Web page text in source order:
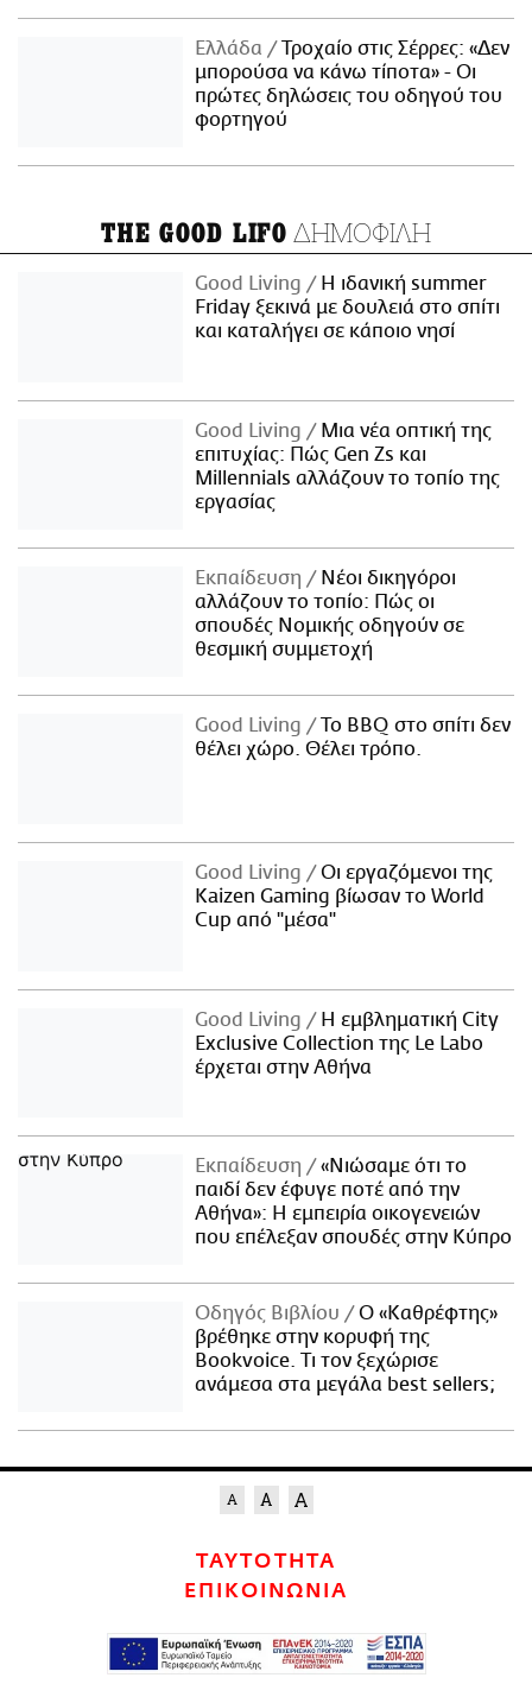
Ελλάδα
Τροχαίο στις Σέρρες: «Δεν
μπορούσα να κάνω τίποτα» - Οι
πρώτες δηλώσεις του οδηγού του
φορτηγού
THE GOOD LIFO ΔΗΜΟΦΙΛΗ
Good Living
Η ιδανική summer
Friday ξεκινά με δουλειά στο σπίτι
και καταλήγει σε κάποιο νησί
Good Living
Μια νέα οπτική της
επιτυχίας: Πώς Gen Zs και
Millennials αλλάζουν το τοπίο της
εργασίας
Εκπαίδευση
Νέοι δικηγόροι
αλλάζουν το τοπίο: Πώς οι
σπουδές Νομικής οδηγούν σε
θεσμική συμμετοχή
Good Living
Το BBQ στο σπίτι δεν
θέλει χώρο. Θέλει τρόπο.
Good Living
Οι εργαζόμενοι της
Kaizen Gaming βίωσαν το World
Cup από "μέσα"
Good Living
Η εμβληματική City
Exclusive Collection της Le Labo
έρχεται στην Αθήνα
Εκπαίδευση
«Νιώσαμε ότι το
παιδί δεν έφυγε ποτέ από την
Αθήνα»: Η εμπειρία οικογενειών
που επέλεξαν σπουδές στην Κύπρο
Οδηγός Βιβλίου
Ο «Καθρέφτης»
βρέθηκε στην κορυφή της
Bookvoice. Τι τον ξεχώρισε
ανάμεσα στα μεγάλα best sellers;
ΤΑΥΤΟΤΗΤΑ
ΕΠΙΚΟΙΝΩΝΙΑ